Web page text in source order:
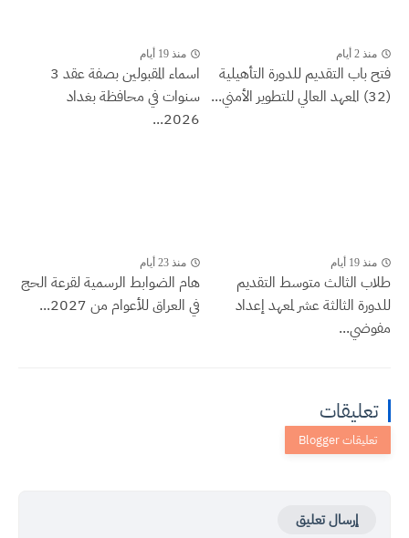
منذ 2 أيام
فتح باب التقديم للدورة التأهيلية
(32) المعهد العالي للتطوير الأمني...
منذ 19 أيام
اسماء المقبولين بصفة عقد 3
سنوات في محافظة بغداد
2026...
منذ 19 أيام
طلاب الثالث متوسط التقديم
للدورة الثالثة عشر لمعهد إعداد
مفوضي...
منذ 23 أيام
هام الضوابط الرسمية لقرعة الحج
في العراق للأعوام من 2027...
تعليقات
إرسال تعليق